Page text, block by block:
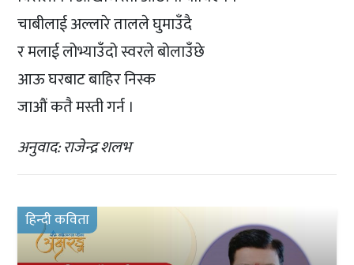
चाबीलाई अल्लारे तालले घुमाउँदै
र मलाई लोभ्याउँदो स्वरले बोलाउँछे
आऊ घरबाट बाहिर निस्क
जाऔं कतै मस्ती गर्न ।
अनुवाद: राजेन्द्र शलभ
हिन्दी कविता